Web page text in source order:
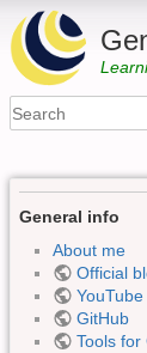
General info
About me
Official
GitHub
Tools for